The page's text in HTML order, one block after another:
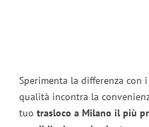
Sperimenta la differenza
qualità incontra la
tuo trasloco a Milano il più